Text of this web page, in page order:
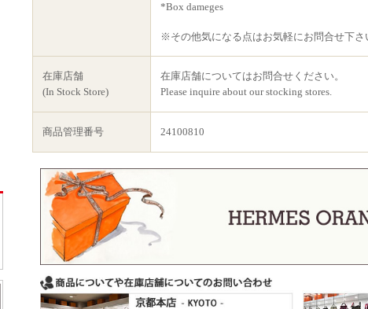
*Box dameges
※その他気になる点はお気軽にお問合せ下さ
在庫店舗
(In Stock Store)
在庫店舗についてはお問合せください。
Please inquire about our stocking stores.
商品管理番号 24100810